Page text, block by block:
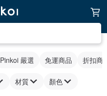
Pinkoi 嚴選 免運商品 折扣商
材質 顏色